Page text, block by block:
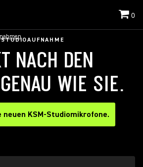
0
NACH DEN
WIE SIE.
neuen KSM-Studiomikrofone.